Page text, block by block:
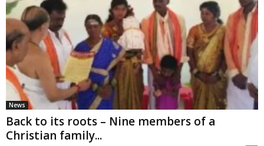
News
Back to its roots – Nine members of a
Christian family...